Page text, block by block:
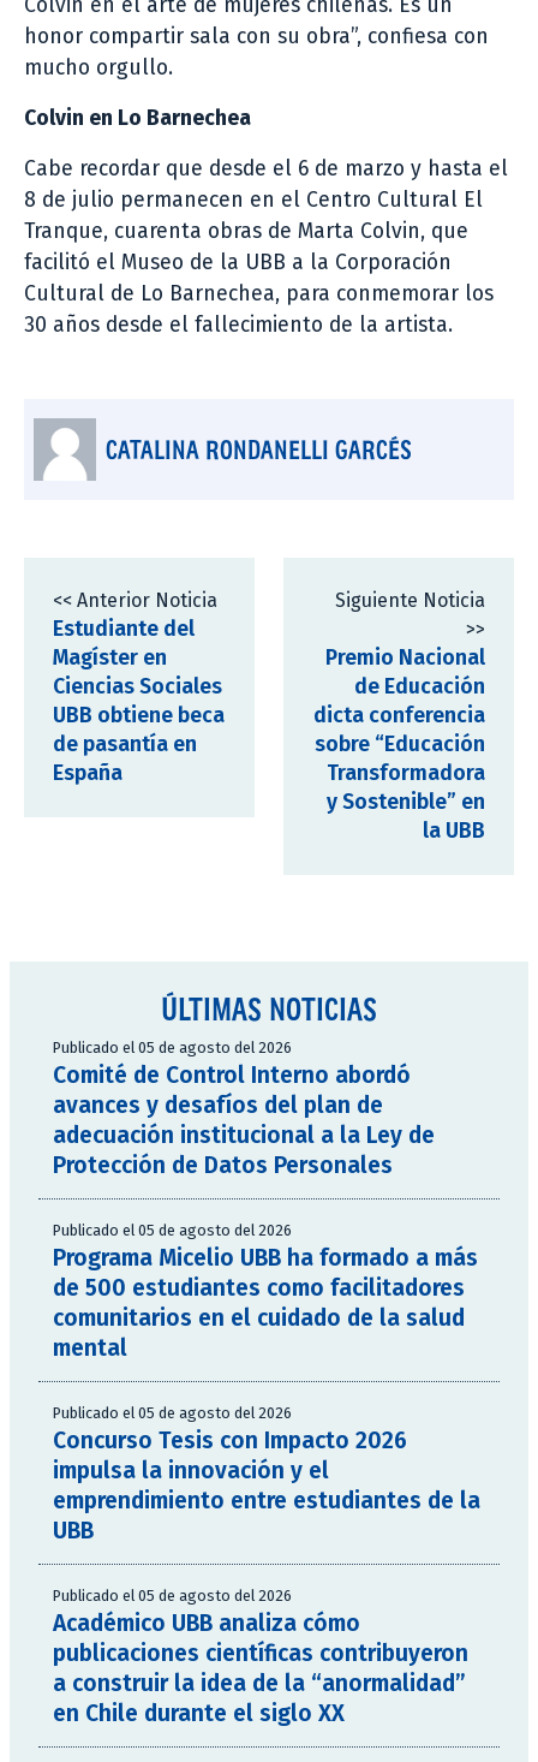
Colvin en el arte de mujeres chilenas. Es un
honor compartir sala con su obra”, confiesa con
mucho orgullo.
Colvin en Lo Barnechea
Cabe recordar que desde el 6 de marzo y hasta el
8 de julio permanecen en el Centro Cultural El
Tranque, cuarenta obras de Marta Colvin, que
facilitó el Museo de la UBB a la Corporación
Cultural de Lo Barnechea, para conmemorar los
30 años desde el fallecimiento de la artista.
CATALINA RONDANELLI GARCÉS
<< Anterior Noticia
Estudiante del
Magíster en
Ciencias Sociales
UBB obtiene beca
de pasantía en
España
Siguiente Noticia
>>
Premio Nacional
de Educación
dicta conferencia
sobre “Educación
Transformadora
y Sostenible” en
la UBB
ÚLTIMAS NOTICIAS
Publicado el 05 de agosto del 2026
Comité de Control Interno abordó
avances y desafíos del plan de
adecuación institucional a la Ley de
Protección de Datos Personales
Publicado el 05 de agosto del 2026
Programa Micelio UBB ha formado a más
de 500 estudiantes como facilitadores
comunitarios en el cuidado de la salud
mental
Publicado el 05 de agosto del 2026
Concurso Tesis con Impacto 2026
impulsa la innovación y el
emprendimiento entre estudiantes de la
UBB
Publicado el 05 de agosto del 2026
Académico UBB analiza cómo
publicaciones científicas contribuyeron
a construir la idea de la “anormalidad”
en Chile durante el siglo XX